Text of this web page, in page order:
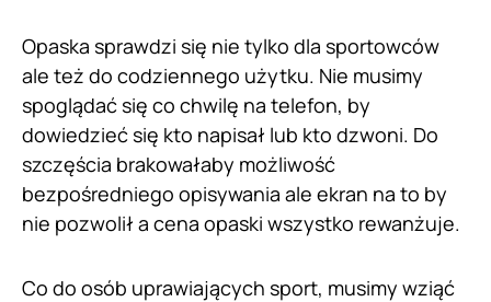
Opaska sprawdzi się nie tylko dla sportowców
ale też do codziennego użytku. Nie musimy
spoglądać się co chwilę na telefon, by
dowiedzieć się kto napisał lub kto dzwoni. Do
szczęścia brakowałaby możliwość
bezpośredniego opisywania ale ekran na to by
nie pozwolił a cena opaski wszystko rewanżuje.
Co do osób uprawiających sport, musimy wziąć